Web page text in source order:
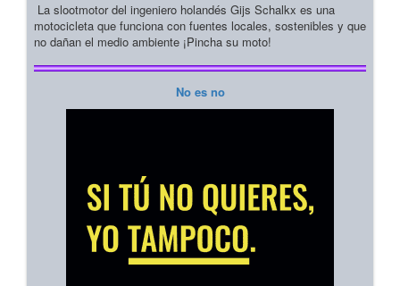
La slootmotor del ingeniero holandés Gijs Schalkx es una
motocicleta que funciona con fuentes locales, sostenibles y que
no dañan el medio ambiente ¡Pincha su moto!
No es no